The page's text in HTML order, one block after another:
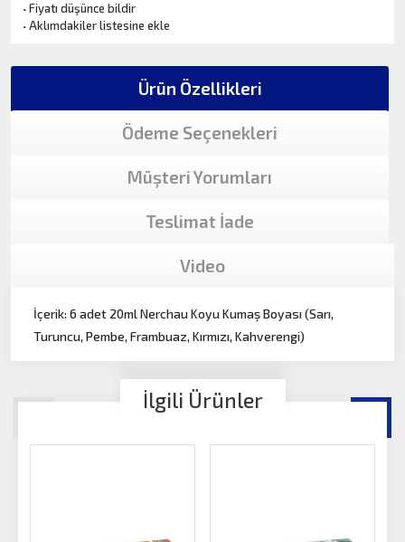
·Fiyatı düşünce bildir
·Aklımdakiler listesine ekle
Ürün Özellikleri
Ödeme Seçenekleri
Müşteri Yorumları
Teslimat İade
Video
İçerik: 6 adet 20ml Nerchau Koyu Kumaş Boyası (Sarı,
Turuncu, Pembe, Frambuaz, Kırmızı, Kahverengi)
İlgili Ürünler